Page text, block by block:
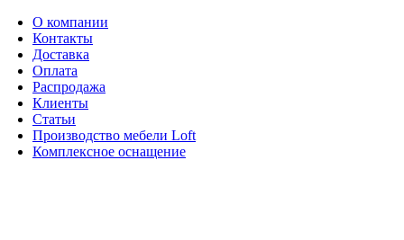
О компании
Контакты
Доставка
Оплата
Распродажа
Клиенты
Статьи
Производство мебели Loft
Комплексное оснащение